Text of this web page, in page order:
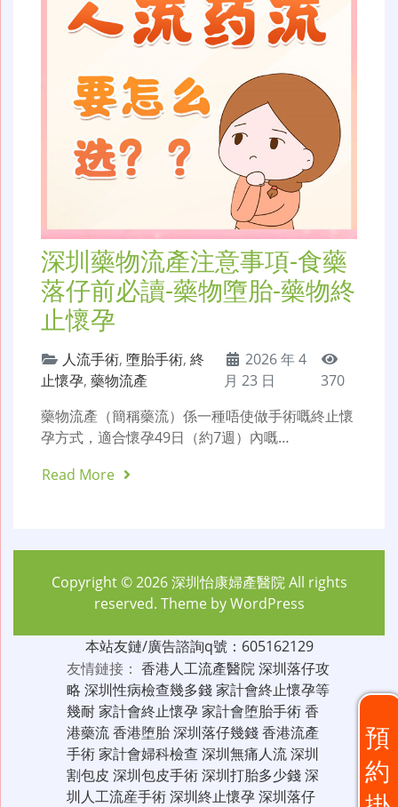
深圳藥物流產注意事項-食藥
落仔前必讀-藥物墮胎-藥物終
止懷孕
人流手術, 墮胎手術, 終
止懷孕, 藥物流產
2026 年 4
月 23 日
370
藥物流產（簡稱藥流）係一種唔使做手術嘅終止懷
孕方式，適合懷孕49日（約7週）內嘅…
Read More
預
約
Copyright © 2026深圳怡康婦產醫院All rights
reserved. Theme byWordPress
本站友鏈/廣告諮詢q號：605162129
友情鏈接： 香港人工流產醫院深圳落仔攻
略 深圳性病檢查幾多錢家計會終止懷孕等
幾耐家計會終止懷孕家計會堕胎手術香
港藥流香港堕胎深圳落仔幾錢香港流產
手術家計會婦科檢查 深圳無痛人流深圳
割包皮 深圳包皮手術深圳打胎多少錢深
圳人工流産手術深圳終止懷孕深圳落仔